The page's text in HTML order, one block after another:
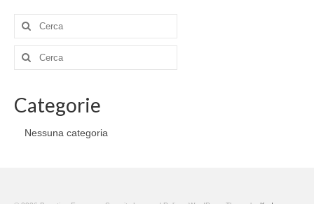
Main Partners
Events
Kick-off meeting
Cerca:
Cerca:
Categorie
Nessuna categoria